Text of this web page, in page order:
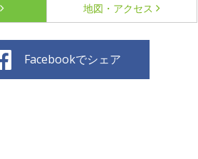
地図・アクセス
Facebookでシェア